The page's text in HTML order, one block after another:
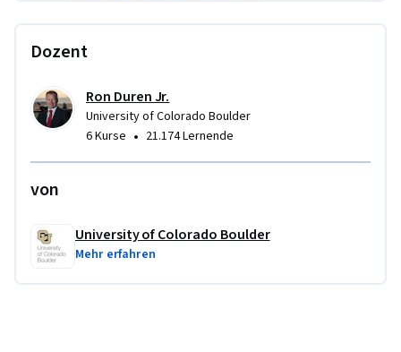
Dozent
Ron Duren Jr.
University of Colorado Boulder
6 Kurse • 21.174 Lernende
von
University of Colorado Boulder
Mehr erfahren